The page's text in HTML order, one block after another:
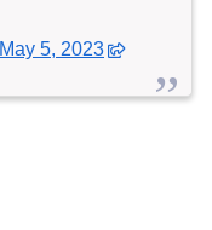
May 5, 2023